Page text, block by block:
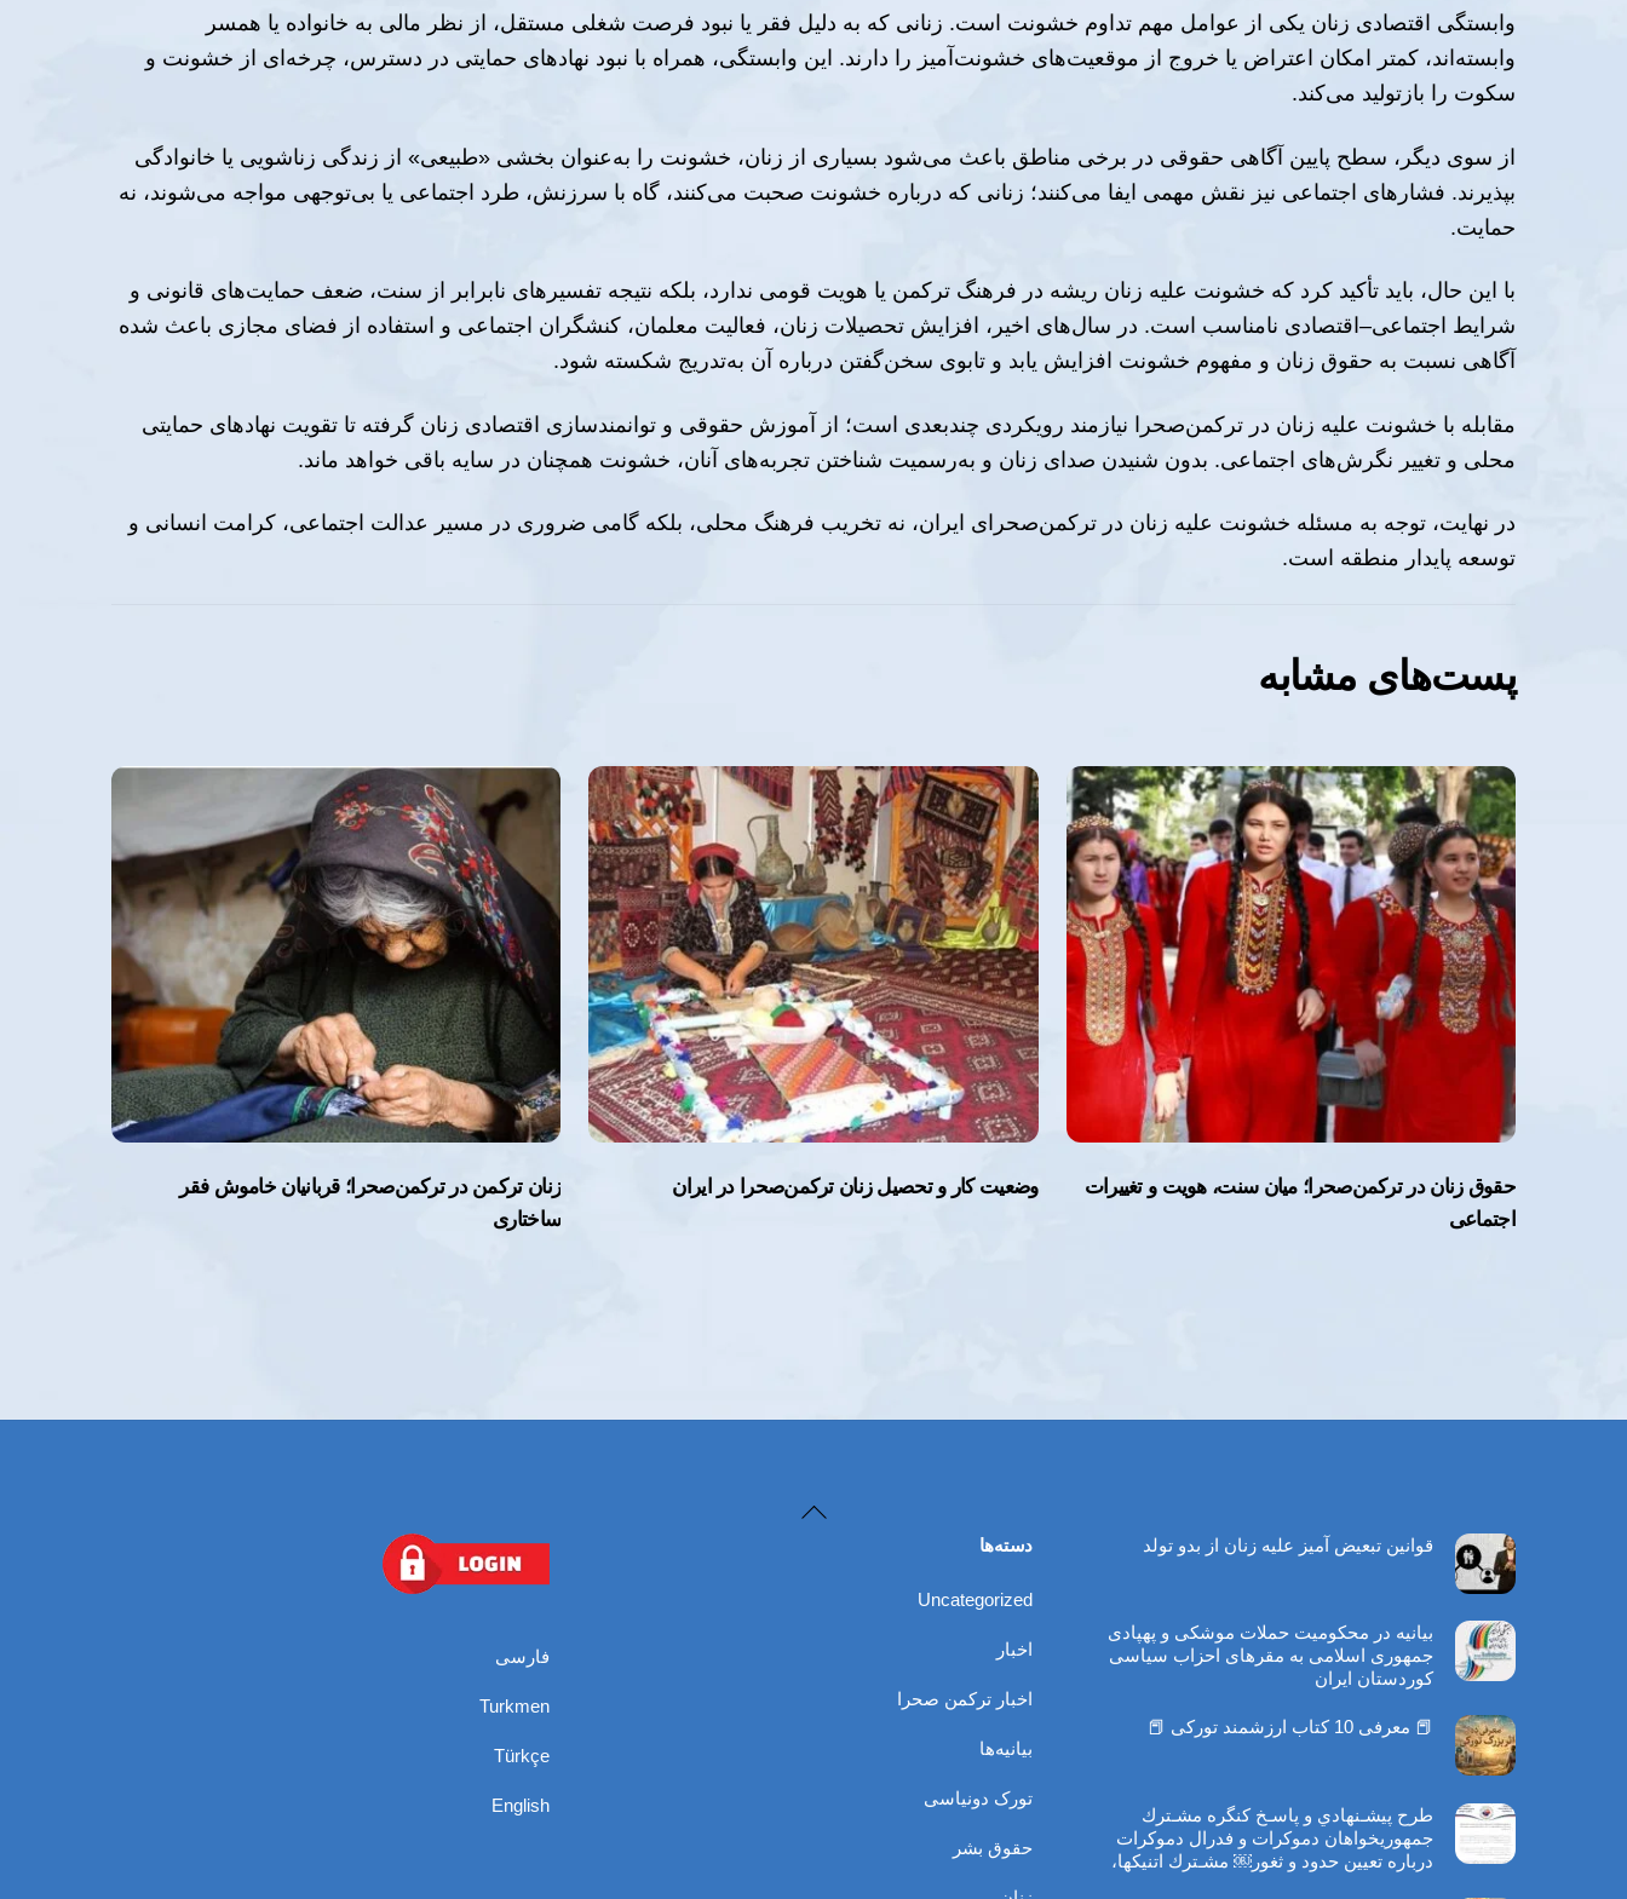
وابستگی اقتصادی زنان یکی از عوامل مهم تداوم خشونت است. زنانی که به دلیل فقر یا نبود فرصت شغلی مستقل، از نظر مالی به خانواده یا همسر
وابسته‌اند، کمتر امکان اعتراض یا خروج از موقعیت‌های خشونت‌آمیز را دارند. این وابستگی، همراه با نبود نهادهای حمایتی در دسترس، چرخه‌ای از خشونت و
سکوت را بازتولید می‌کند.
از سوی دیگر، سطح پایین آگاهی حقوقی در برخی مناطق باعث می‌شود بسیاری از زنان، خشونت را به‌عنوان بخشی «طبیعی» از زندگی زناشویی یا خانوادگی
بپذیرند. فشارهای اجتماعی نیز نقش مهمی ایفا می‌کنند؛ زنانی که درباره خشونت صحبت می‌کنند، گاه با سرزنش، طرد اجتماعی یا بی‌توجهی مواجه می‌شوند، نه
حمایت.
با این حال، باید تأکید کرد که خشونت علیه زنان ریشه در فرهنگ ترکمن یا هویت قومی ندارد، بلکه نتیجه تفسیرهای نابرابر از سنت، ضعف حمایت‌های قانونی و
شرایط اجتماعی–اقتصادی نامناسب است. در سال‌های اخیر، افزایش تحصیلات زنان، فعالیت معلمان، کنشگران اجتماعی و استفاده از فضای مجازی باعث شده
آگاهی نسبت به حقوق زنان و مفهوم خشونت افزایش یابد و تابوی سخن‌گفتن درباره آن به‌تدریج شکسته شود.
مقابله با خشونت علیه زنان در ترکمن‌صحرا نیازمند رویکردی چندبعدی است؛ از آموزش حقوقی و توانمندسازی اقتصادی زنان گرفته تا تقویت نهادهای حمایتی
محلی و تغییر نگرش‌های اجتماعی. بدون شنیدن صدای زنان و به‌رسمیت شناختن تجربه‌های آنان، خشونت همچنان در سایه باقی خواهد ماند.
در نهایت، توجه به مسئله خشونت علیه زنان در ترکمن‌صحرای ایران، نه تخریب فرهنگ محلی، بلکه گامی ضروری در مسیر عدالت اجتماعی، کرامت انسانی و
توسعه پایدار منطقه است.
پست‌های مشابه
زنان ترکمن در ترکمن‌صحرا؛ قربانیان خاموش فقر
ساختاری
وضعیت کار و تحصیل زنان ترکمن‌صحرا در ایران
حقوق زنان در ترکمن‌صحرا؛ میان سنت، هویت و تغییرات
اجتماعی
Back
قوانین تبعیض آمیز علیه زنان از بدو تولد
بیانیه در محکومیت حملات موشکی و پهپادی
جمهوری اسلامی به مقرهای احزاب سیاسی
کوردستان ایران
📕 معرفی 10 کتاب ارزشمند تورکی 📕
طرح پيشـنهادي و پاسـخ كنگره مشـترك
جمهوريخواهان دموكرات و فدرال دموكرات
درباره تعيين حدود و ثغور￼ مشـترك اتنيكها،
دسته‌ها
Uncategorized
اخبار
اخبار ترکمن صحرا
بیانیه‌ها
تورک دونیاسی
حقوق بشر
فارسی
Turkmen
Türkçe
English